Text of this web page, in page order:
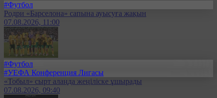
#Футбол
Родри «Барселона» сапына ауысуға жақын
07.08.2026, 11:00
#Футбол
#УЕФА Конференция Лигасы
«Тобыл» сырт алаңда жеңіліске ұшырады
07.08.2026, 09:40